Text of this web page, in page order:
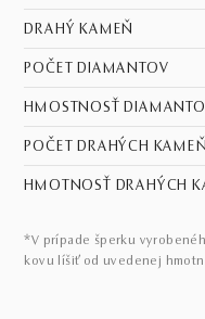
DRAHÝ KAMEŇ
POČET DIAMANTOV
HMOSTNOSŤ
POČET DRAHÝCH
HMOTNOSŤ DRAHÝCH
*V prípade šperku
kovu líšiť od uvedenej